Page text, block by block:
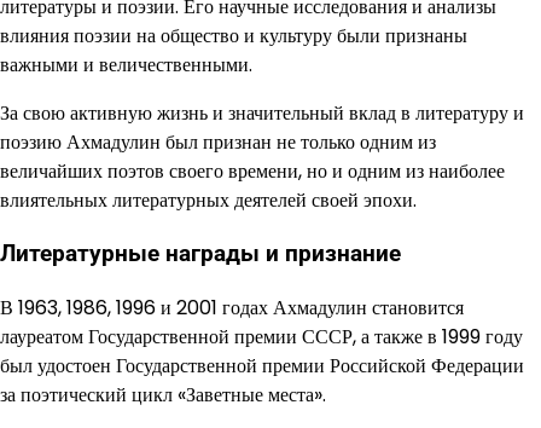
литературы и поэзии. Его научные исследования и анализы
влияния поэзии на общество и культуру были признаны
важными и величественными.
За свою активную жизнь и значительный вклад в литературу и
поэзию Ахмадулин был признан не только одним из
величайших поэтов своего времени, но и одним из наиболее
влиятельных литературных деятелей своей эпохи.
Литературные награды и признание
В 1963, 1986, 1996 и 2001 годах Ахмадулин становится
лауреатом Государственной премии СССР, а также в 1999 году
был удостоен Государственной премии Российской Федерации
за поэтический цикл «Заветные места».